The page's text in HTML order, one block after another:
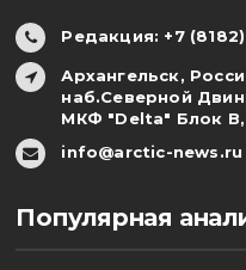
Редакция: +7
Архангельск,
наб.Северной
МКФ "Delta" Блок
info@arctic-news.ru
Популярная